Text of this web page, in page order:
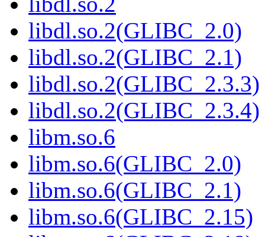
libdl.so.2(GLIBC_2.0)
libdl.so.2(GLIBC_2.1)
libdl.so.2(GLIBC_2.3.3)
libdl.so.2(GLIBC_2.3.4)
libm.so.6
libm.so.6(GLIBC_2.0)
libm.so.6(GLIBC_2.1)
libm.so.6(GLIBC_2.15)